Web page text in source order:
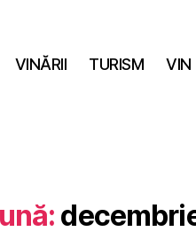
VINĂRII TURISM VIN